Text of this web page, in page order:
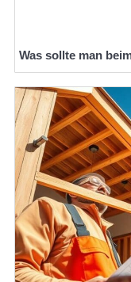
Was sollte man